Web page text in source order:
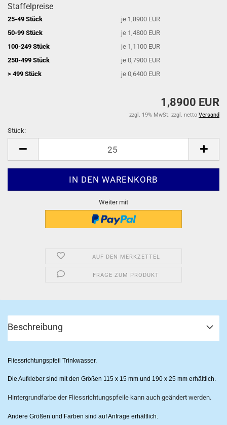
Staffelpreise
25-49 Stück
je 1,8900 EUR
50-99 Stück
je 1,4800 EUR
100-249 Stück
je 1,1100 EUR
250-499 Stück
je 0,7900 EUR
> 499 Stück
je 0,6400 EUR
1,8900 EUR
zzgl. 19% MwSt. zzgl. netto Versand
Stück:
Weiter mit
AUF DEN MERKZETTEL
FRAGE ZUM PRODUKT
Beschreibung
Fliessrichtungspfeil Trinkwasser.
Die Aufkleber sind mit den Größen 115 x 15 mm und 190 x 25 mm erhältlich.
Hintergrundfarbe der Fliessrichtungspfeile kann auch geändert werden.
Andere Größen und Farben sind auf Anfrage erhältlich.